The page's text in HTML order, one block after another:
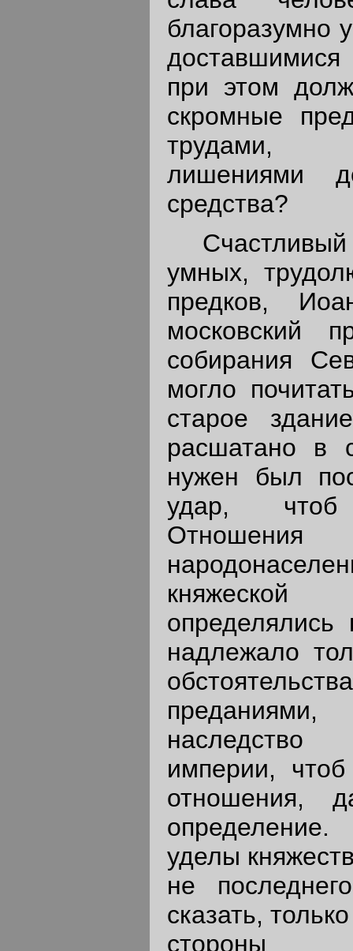
благоразумно
при этом
скромные
трудами,
лишениями
средства?
Счастливый
умных,
предков,
московский
собирания
могло
старое
расшатано в
нужен был
удар,
определялись
надлежало
наследство
империи,
отношения,
уделы
не
сказать,
стороны